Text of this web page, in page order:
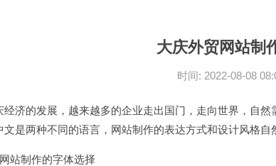
大庆外贸网站制
时间: 2022-08-08
经济的发展，越来越多的企业走出国门，走向世界，自
文是两种不同的语言， 网站制作的表达方式和设计风格自
网站制作的字体选择